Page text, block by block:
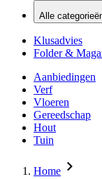
Alle
Klusadvies
Folder &
Aanbiedingen
Verf
Vloeren
Gereedschap
Hout
Tuin
Home